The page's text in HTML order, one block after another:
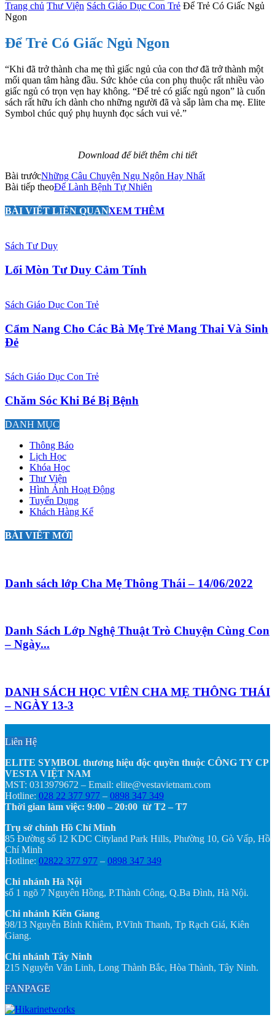
Trang chủ Thư Viện Sách Giáo Dục Con Trẻ Để Trẻ Có Giấc Ngủ
Ngon
Để Trẻ Có Giấc Ngủ Ngon
“Khi đã trở thành cha mẹ thì giấc ngủ của con thơ đã trở thành một
mối quan tâm hàng đầu. Sức khỏe của con phụ thuộc rất nhiều vào
giấc ngủ có trọn vẹn hay không. “Để trẻ có giấc ngủ ngon” là cuốn
sách rất hữu ích dành cho những người đã và sắp làm cha mẹ. Elite
Symbol chúc quý phụ huynh đọc sách vui vẻ.”
Download để biết thêm chi tiết
Bài trướcNhững Câu Chuyện Ngụ Ngôn Hay Nhất
Bài tiếp theoĐể Lành Bệnh Tự Nhiên
BÀI VIẾT LIÊN QUANXEM THÊM
Sách Tư Duy
Lối Mòn Tư Duy Cảm Tính
Sách Giáo Dục Con Trẻ
Cẩm Nang Cho Các Bà Mẹ Trẻ Mang Thai Và Sinh
Đẻ
Sách Giáo Dục Con Trẻ
Chăm Sóc Khi Bé Bị Bệnh
DANH MỤC
Thông Báo
Lịch Học
Khóa Học
Thư Viện
Hình Ảnh Hoạt Động
Tuyển Dụng
Khách Hàng Kể
BÀI VIẾT MỚI
Danh sách lớp Cha Mẹ Thông Thái – 14/06/2022
Danh Sách Lớp Nghệ Thuật Trò Chuyện Cùng Con
– Ngày...
DANH SÁCH HỌC VIÊN CHA MẸ THÔNG THÁI
– NGÀY 13-3
Liên Hệ
ELITE SYMBOL thương hiệu độc quyền thuộc CÔNG TY CP
VESTA VIỆT NAM
MST: 0313979672 – Email: elite@vestavietnam.com
Hotline: 028 22 377 977 – 0898 347 349
Thời gian làm việc: 9:00 – 20:00 từ T2 – T7
Trụ sở chính Hồ Chí Minh
85 Đường số 12 KDC Cityland Park Hills, Phường 10, Gò Vấp, Hồ
Chí Minh
Hotline: 02822 377 977 – 0898 347 349
Chi nhánh Hà Nội
số 1 ngõ 7 Nguyên Hồng, P.Thành Công, Q.Ba Đình, Hà Nội.
Chi nhánh Kiên Giang
98/13 Nguyễn Bỉnh Khiêm, P.Vĩnh Thanh, Tp Rạch Giá, Kiên
Giang.
Chi nhánh Tây Ninh
215 Nguyễn Văn Linh, Long Thành Bắc, Hòa Thành, Tây Ninh.
FANPAGE